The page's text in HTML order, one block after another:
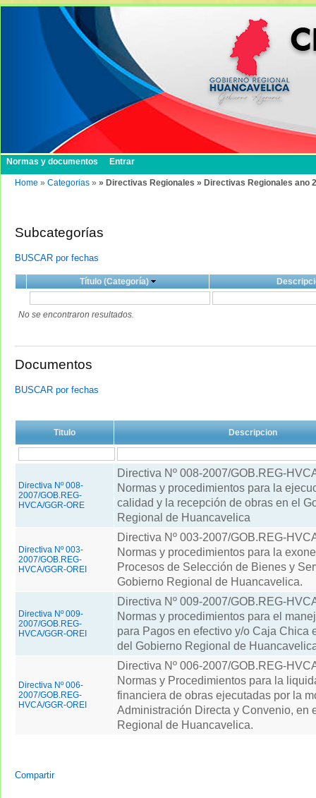
Normas y documentos Entrar
Home » Categorias » » Directivas Regionales » Directivas Regionales ano
Subcategorías
BUSCAR por fechas
Título (Categoría)
No se encontraron resultados.
Documentos
BUSCAR por fechas
Titulo Descripcion
Directiva Nº 008-
2007/GOB.REG-
HVCA/GGR-ORE
Directiva Nº 008-2007/GOB.REG-
Normas y procedimientos para la
calidad y la recepción de obras en el
Regional de Huancavelica
Directiva Nº 003-
2007/GOB.REG-
HVCA/GGR-OREI
Directiva Nº 003-2007/GOB.REG-
Normas y procedimientos para la
Procesos de Selección de Bienes y
Gobierno Regional de Huancavelica.
Directiva Nº 009-
2007/GOB.REG-
HVCA/GGR-OREI
Directiva Nº 009-2007/GOB.REG-
Normas y procedimientos para el
para Pagos en efectivo y/o Caja Chica
del Gobierno Regional de
Directiva Nº 006-
2007/GOB.REG-
HVCA/GGR-OREI
Directiva Nº 006-2007/GOB.REG-
Normas y Procedimientos para la
financiera de obras ejecutadas por la
Administración Directa y Convenio, en
Regional de Huancavelica.
Compartir